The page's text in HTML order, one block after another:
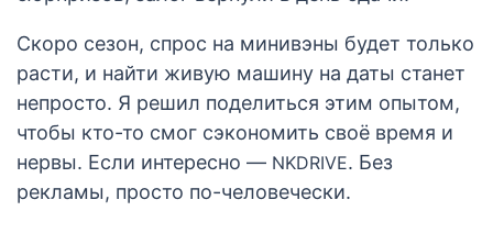
Скоро сезон, спрос на минивэны будет только
расти, и найти живую машину на даты станет
непросто. Я решил поделиться этим опытом,
чтобы кто-то смог сэкономить своё время и
нервы. Если интересно — NKDRIVE. Без
рекламы, просто по-человечески.